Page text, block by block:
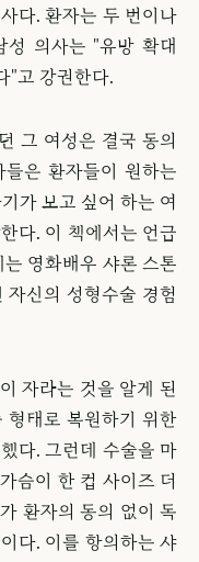
다. 환자는 두 번이나
성 의사는 "유방 확대
"고 강권한다.
그 여성은 결국 동의
은 환자들이 원하는
가 보고 싶어 하는 여
다. 이 책에서는 언급
영화배우 샤론 스톤
자신의 성형수술 경험
자라는 것을 알게 된
형태로 복원하기 위한
다. 그런데 수술을 마
슴이 한 컵 사이즈 더
환자의 동의 없이 독
다. 이를 항의하는 샤